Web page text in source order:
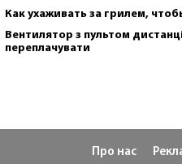
Как ухаживать за грилем,
Вентилятор з пультом
переплачувати
Про нас